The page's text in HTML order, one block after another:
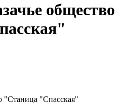
общество
"Станица "Спасская"